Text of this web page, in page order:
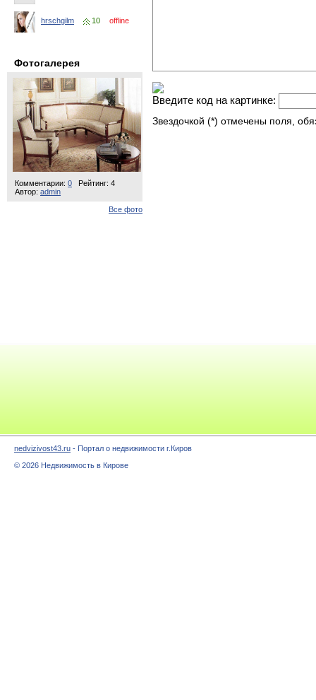
hrschgilm 10 offline
Фотогалерея
Комментарии: 0
Рейтинг: 4
Автор: admin
Все фото
Введите код на картинке:
Звездочкой (*) отмечены поля,
nedvizivost43.ru - Портал о недвижимости г.Киров
© 2026 Недвижимость в Кирове